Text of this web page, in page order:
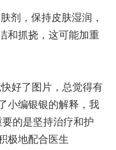
剂，保持皮肤湿润，
和抓挠，这可能加重
好了图片，总觉得有
小编银银的解释，我
要的是坚持治疗和护
极地配合医生